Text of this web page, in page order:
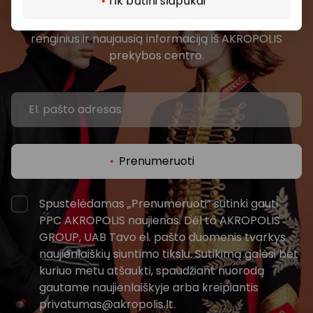
renginius ir naujausią informaciją iš AKROPOLIS
prekybos centro.
Prenumeruoti
Spustelėdamas „Prenumeruoti“ sutinki gauti
PPC AKROPOLIS naujienas. Dėl to AKROPOLIS
GROUP, UAB Tavo el. pašto duomenis tvarkys
naujienlaiškių siuntimo tikslu. Sutikimą galėsi bet
kuriuo metu atšaukti, spaudžiant nuorodą
gautame naujienlaiškyje arba kreipiantis
privatumas@akropolis.lt.